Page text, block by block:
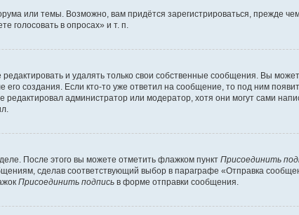
или темы. Возможно, вам придётся зарегистрироваться, прежде
в опросах» и т. п.
и удалять только свои собственные сообщения. Вы
создания. Если кто-то уже ответил на сообщение, то под ним
администратор или модератор, хотя они могут сами
После этого вы можете отметить флажком пункт Присоединить
сделав соответствующий выбор в параграфе «Отправка
Присоединить подпись в форме отправки сообщения.